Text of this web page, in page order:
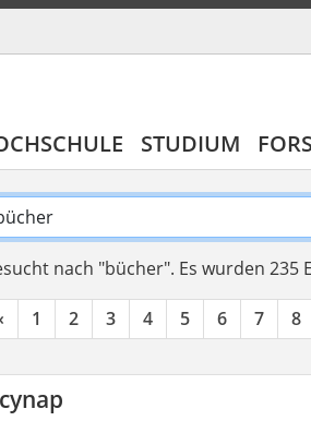
STUDIUM
nach "bücher". Es wurden 235
1 2 3 4 5 6 7 8
cynap